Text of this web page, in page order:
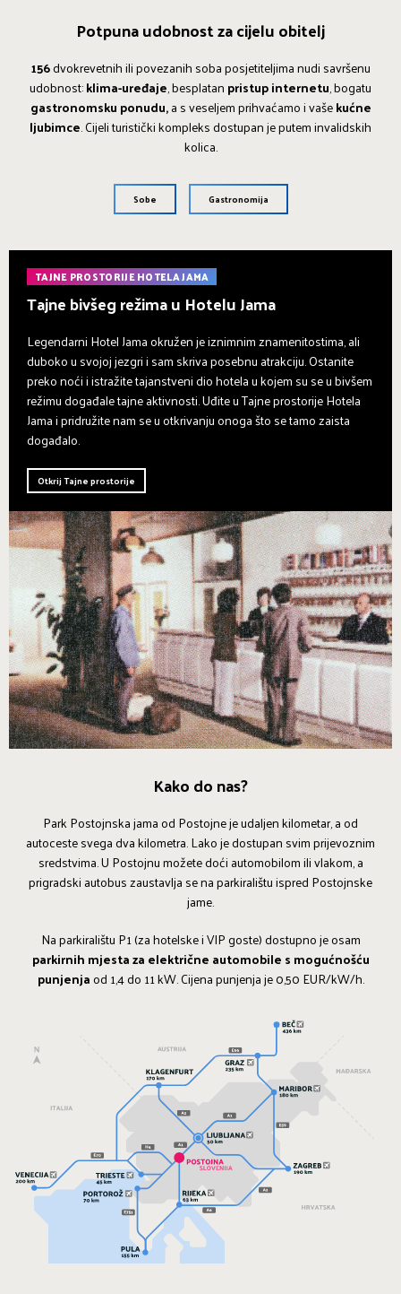
Potpuna udobnost za cijelu obitelj
156dvokrevetnih ili povezanih soba posjetiteljima nudi savršenu
udobnost:klima-uređaje, besplatan pristup internetu, bogatu
gastronomsku ponudu,a s veseljem prihvaćamo i vašekućne
ljubimce. Cijeli turistički kompleks dostupan je putem invalidskih
kolica.
Sobe Gastronomija
TAJNE PROSTORIJE HOTELA JAMA
Tajne bivšeg režima u Hotelu Jama
Legendarni Hotel Jama okružen je iznimnim znamenitostima, ali
duboko u svojoj jezgri i sam skriva posebnu atrakciju. Ostanite
preko noći i istražite tajanstveni dio hotela u kojem su se u bivšem
režimu događale tajne aktivnosti. Uđite u Tajne prostorije Hotela
Jama i pridružite nam se u otkrivanju onoga što se tamo zaista
događalo.
Otkrij Tajne prostorije
Kako do nas?
Park Postojnska jama od Postojne je udaljen kilometar, a od
autoceste svega dva kilometra. Lako je dostupan svim prijevoznim
sredstvima. U Postojnu možete doći automobilom ili vlakom, a
prigradski autobus zaustavlja se na parkiralištu ispred Postojnske
jame.
Na parkiralištu P1 (za hotelske i VIP goste) dostupno jeosam
parkirnih mjesta za električne automobile s mogućnošću
punjenjaod 1,4 do 11 kW.Cijena punjenja je 0,50 EUR/kW/h.